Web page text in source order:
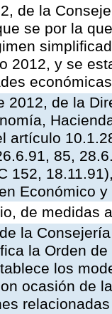
de la
se por la
2012, y se
2012, de la
artículo
85,
152,
Económico
de medidas
la
la Orden
los
ocasión de